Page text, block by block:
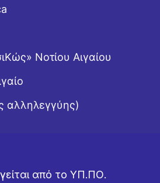
Νοτίου Αιγαίου
αλληλεγγύης)
από το ΥΠ.ΠΟ.